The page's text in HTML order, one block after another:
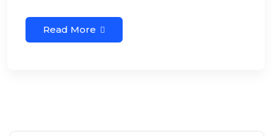
Read More